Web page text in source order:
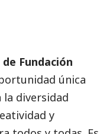
Fundación
única
diversidad
y